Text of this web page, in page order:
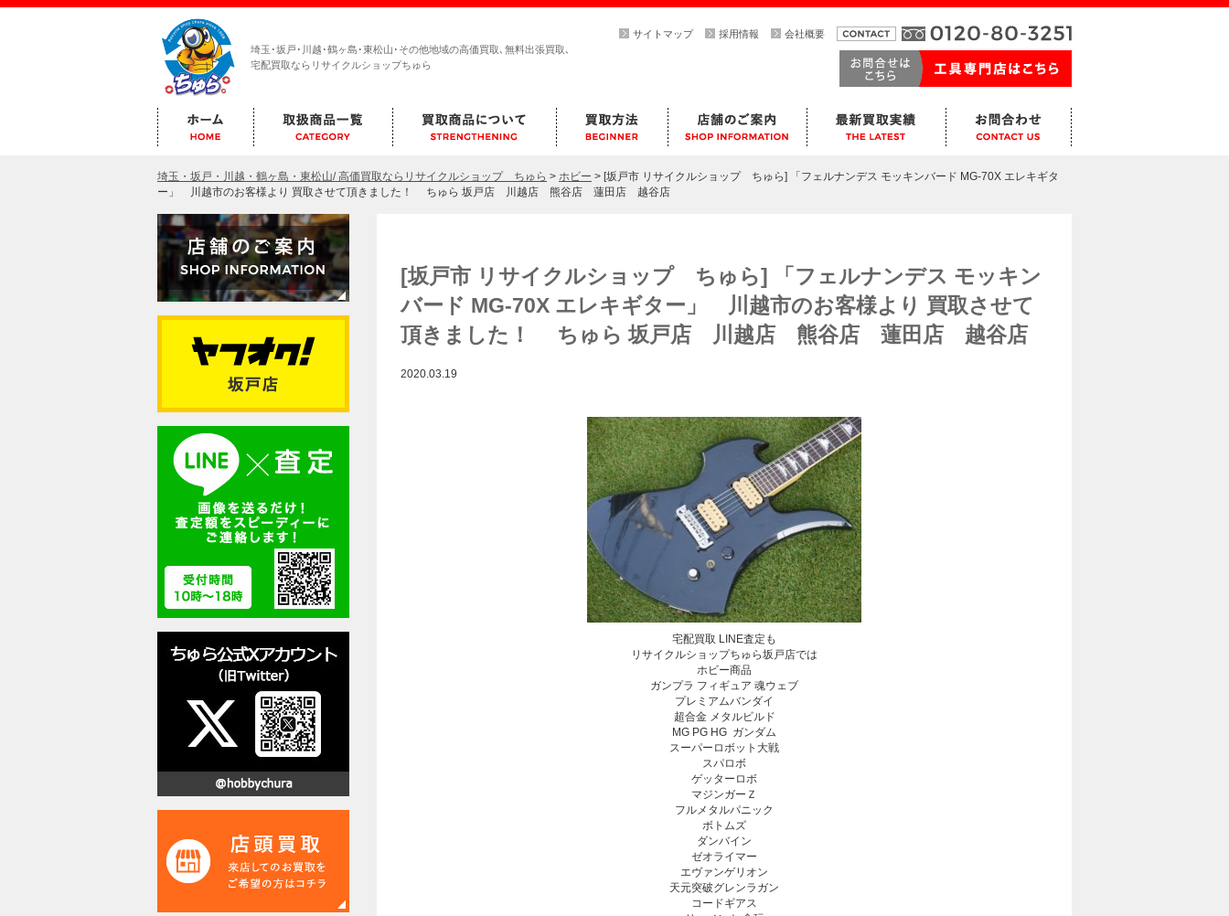
埼玉･坂戸･川越･鶴ヶ島･東松山･その他地域の高価買取､無料出張買取､
宅配買取ならリサイクルショップちゅら
サイトマップ 採用情報 会社概要
埼玉・坂戸・川越・鶴ヶ島・東松山/ 高価買取ならリサイクルショップ ちゅら > ホビー > [坂戸市 リサイクルショップ ちゅら] 「フェルナンデス モッキンバード MG-70X エレキギタ
ー」 川越市のお客様より 買取させて頂きました！ ちゅら 坂戸店 川越店 熊谷店 蓮田店 越谷店
[坂戸市 リサイクルショップ ちゅら] 「フェルナンデス モッキン
バード MG-70X エレキギター」 川越市のお客様より 買取させて
頂きました！ ちゅら 坂戸店 川越店 熊谷店 蓮田店 越谷店
2020.03.19
宅配買取 LINE査定も
リサイクルショップちゅら坂戸店では
ホビー商品
ガンプラ フィギュア 魂ウェブ
プレミアムバンダイ
超合金 メタルビルド
MG PG HG ガンダム
スーパーロボット大戦
スパロボ
ゲッターロボ
マジンガーＺ
フルメタルパニック
ボトムズ
ダンバイン
ゼオライマー
エヴァンゲリオン
天元突破グレンラガン
コードギアス